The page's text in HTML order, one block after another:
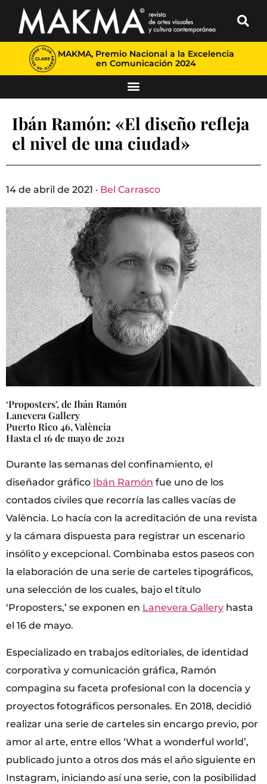
MAKMA, Premio Nacional a la Excelencia
en Comunicación 2024
Ibán Ramón: «El diseño refleja
el nivel de una ciudad»
14 de abril de 2021 · Bel Carrasco
‘Proposters’, de Ibán Ramón
Lanevera Gallery
Puerto Rico 46, València
Hasta el 16 de mayo de 2021
Durante las semanas del confinamiento, el
diseñador gráfico Ibán Ramón fue uno de los
contados civiles que recorría las calles vacías de
València. Lo hacía con la acreditación de una revista
y la cámara dispuesta para registrar un escenario
insólito y excepcional. Combinaba estos paseos con
la elaboración de una serie de carteles tipográficos,
una selección de los cuales, bajo el título
‘Proposters,’ se exponen en Lanevera Gallery hasta
el 16 de mayo.
Especializado en trabajos editoriales, de identidad
corporativa y comunicación gráfica, Ramón
compagina su faceta profesional con la docencia y
proyectos fotográficos personales. En 2018, decidió
realizar una serie de carteles sin encargo previo, por
amor al arte, entre ellos ‘What a wonderful world’,
publicado junto a otros dos más el año siguiente en
Instagram, iniciando así una serie, con la posibilidad